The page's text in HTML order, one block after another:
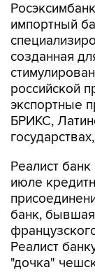
импортный
созданная
российской
экспортные
БРИКС,
Реалист
июле
банк, бывшая
Реалист
"дочка"